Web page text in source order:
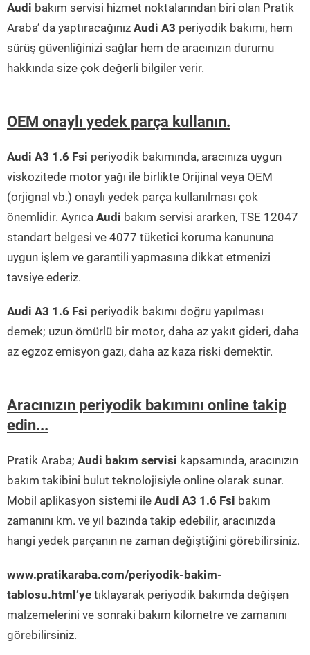
Audi bakım servisi hizmet noktalarından biri olan Pratik
Araba’ da yaptıracağınız Audi A3 periyodik bakımı, hem
sürüş güvenliğinizi sağlar hem de aracınızın durumu
hakkında size çok değerli bilgiler verir.
OEM onaylı yedek parça kullanın.
Audi A3 1.6 Fsi periyodik bakımında, aracınıza uygun
viskozitede motor yağı ile birlikte Orijinal veya OEM
(orjignal vb.) onaylı yedek parça kullanılması çok
önemlidir. Ayrıca Audi bakım servisi ararken, TSE 12047
standart belgesi ve 4077 tüketici koruma kanununa
uygun işlem ve garantili yapmasına dikkat etmenizi
tavsiye ederiz.
Audi A3 1.6 Fsi periyodik bakımı doğru yapılması
demek; uzun ömürlü bir motor, daha az yakıt gideri, daha
az egzoz emisyon gazı, daha az kaza riski demektir.
Aracınızın periyodik bakımını online takip
edin...
Pratik Araba; Audi bakım servisi kapsamında, aracınızın
bakım takibini bulut teknolojisiyle online olarak sunar.
Mobil aplikasyon sistemi ile Audi A3 1.6 Fsi bakım
zamanını km. ve yıl bazında takip edebilir, aracınızda
hangi yedek parçanın ne zaman değiştiğini görebilirsiniz.
www.pratikaraba.com/periyodik-bakim-
tablosu.html’ye tıklayarak periyodik bakımda değişen
malzemelerini ve sonraki bakım kilometre ve zamanını
görebilirsiniz.